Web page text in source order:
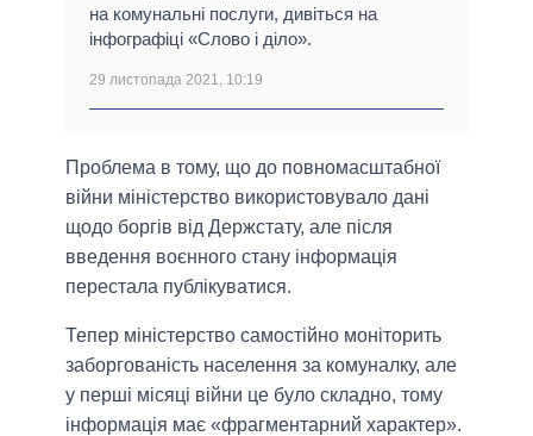
на комунальні послуги, дивіться на
інфографіці «Слово і діло».
29 листопада 2021, 10:19
Проблема в тому, що до повномасштабної
війни міністерство використовувало дані
щодо боргів від Держстату, але після
введення воєнного стану інформація
перестала публікуватися.
Тепер міністерство самостійно моніторить
заборгованість населення за комуналку, але
у перші місяці війни це було складно, тому
інформація має «фрагментарний характер».